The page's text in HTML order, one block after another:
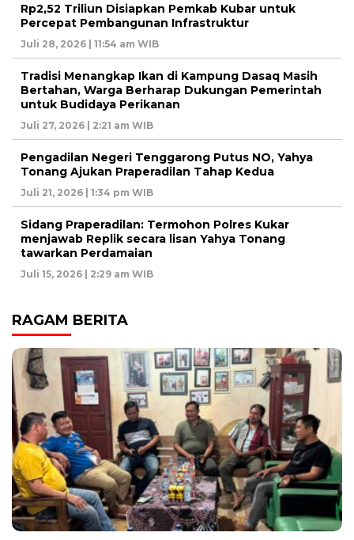
Rp2,52 Triliun Disiapkan Pemkab Kubar untuk
Percepat Pembangunan Infrastruktur
Juli 28, 2026 | 11:54 am WIB
Tradisi Menangkap Ikan di Kampung Dasaq Masih
Bertahan, Warga Berharap Dukungan Pemerintah
untuk Budidaya Perikanan
Juli 27, 2026 | 2:21 am WIB
Pengadilan Negeri Tenggarong Putus NO, Yahya
Tonang Ajukan Praperadilan Tahap Kedua
Juli 21, 2026 | 1:34 pm WIB
Sidang Praperadilan: Termohon Polres Kukar
menjawab Replik secara lisan Yahya Tonang
tawarkan Perdamaian
Juli 15, 2026 | 2:29 am WIB
RAGAM BERITA